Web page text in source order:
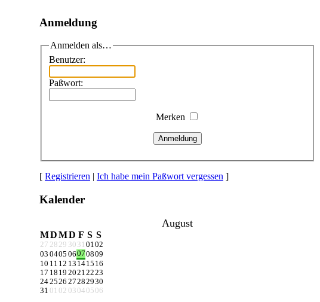
Anmeldung
Anmelden als…
Benutzer:
Paßwort:
Merken
Anmeldung
[ Registrieren | Ich habe mein Paßwort vergessen ]
Kalender
August
MDMD F S S
27 28 29 30 31 0102
03 0405 06070809
10 11 12 13 1415 16
17 18 19 20212223
242526 27282930
31 01 02 03 04 05 06